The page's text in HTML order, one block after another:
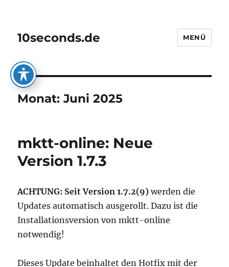
10seconds.de MENÜ
Monat:Juni 2025
mktt-online: Neue
Version 1.7.3
ACHTUNG: Seit Version 1.7.2(9) werden die
Updates automatisch ausgerollt. Dazu ist die
Installationsversion von mktt-online
notwendig!
Dieses Update beinhaltet den Hotfix mit der